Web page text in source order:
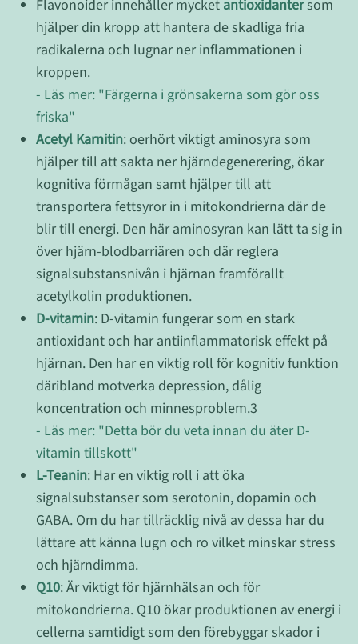
Flavonoider innehåller mycket antioxidantersom
hjälper din kropp att hantera de skadliga fria
radikalerna och lugnar ner inflammationen i
kroppen.
- Läs mer: "Färgerna i grönsakerna som gör oss
friska"
Acetyl Karnitin: oerhört viktigt aminosyra som
hjälper till att sakta ner hjärndegenerering, ökar
kognitiva förmågan samt hjälper till att
transportera fettsyror in i mitokondrierna där de
blir till energi. Den här aminosyran kan lätt ta sig in
över hjärn-blodbarriären och där reglera
signalsubstansnivån i hjärnan framförallt
acetylkolin produktionen.
D-vitamin: D-vitamin fungerar som en stark
antioxidant och har antiinflammatorisk effekt på
hjärnan. Den har en viktig roll för kognitiv funktion
däribland motverka depression, dålig
koncentration och minnesproblem.3
- Läs mer: "Detta bör du veta innan du äter D-
vitamin tillskott"
L-Teanin: Har en viktig roll i att öka
signalsubstanser som serotonin, dopamin och
GABA. Om du har tillräcklig nivå av dessa har du
lättare att känna lugn och ro vilket minskar stress
och hjärndimma.
Q10: Är viktigt för hjärnhälsan och för
mitokondrierna. Q10 ökar produktionen av energi i
cellerna samtidigt som den förebyggar skador i